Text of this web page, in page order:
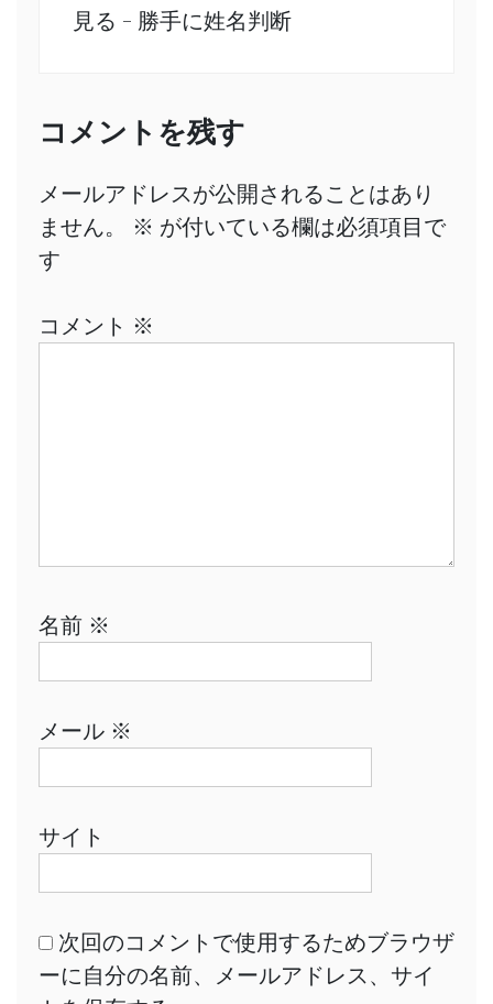
見る - 勝手に姓名判断
コメントを残す
メールアドレスが公開されることはあり
ません。
※ が付いている欄は必須項目で
す
コメント ※
名前 ※
メール ※
サイト
次回のコメントで使用するためブラウザ
ーに自分の名前、メールアドレス、サイ